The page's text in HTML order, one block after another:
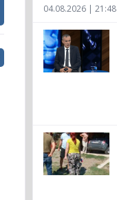
04.08.2026 | 21:48